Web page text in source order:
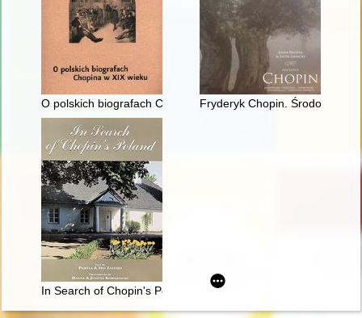
O polskich biografach Chopina w XIX wiekuFryderyk Chopin. Środowisko
In Search of Chopin's Poland